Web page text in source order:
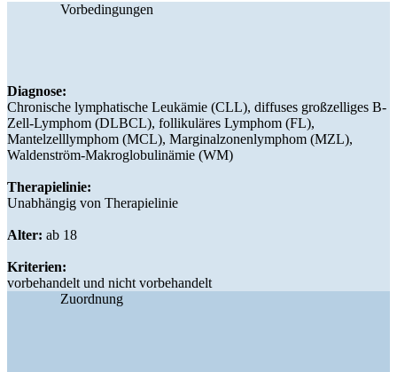
Vorbedingungen
Diagnose:
Chronische lymphatische Leukämie (CLL), diffuses großzelliges B-
Zell-Lymphom (DLBCL), follikuläres Lymphom (FL),
Mantelzelllymphom (MCL), Marginalzonenlymphom (MZL),
Waldenström-Makroglobulinämie (WM)
Therapielinie:
Unabhängig von Therapielinie
Alter: ab 18
Kriterien:
vorbehandelt und nicht vorbehandelt
Zuordnung